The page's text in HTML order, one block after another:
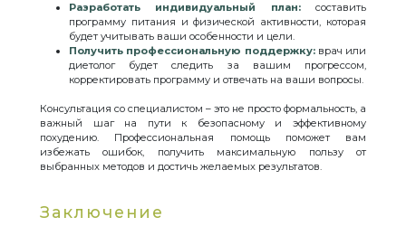
Разработать индивидуальный план:составить
программу питания и физической активности, которая
будет учитывать ваши особенности и цели.
Получить профессиональную поддержку:врач или
диетолог будет следить за вашим прогрессом,
корректировать программу и отвечать на ваши вопросы.
Консультация со специалистом – это не просто формальность, а
важный шаг на пути к безопасному и эффективному
похудению. Профессиональная помощь поможет вам
избежать ошибок, получить максимальную пользу от
выбранных методов и достичь желаемых результатов.
Заключение